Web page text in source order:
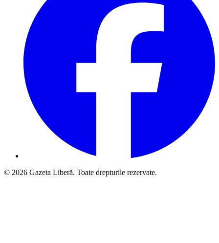
© 2026 Gazeta Liberă. Toate drepturile rezervate.